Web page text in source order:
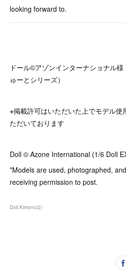
looking forward to.
ドール©️アゾンインターナショナル
ゅーとシリーズ）
※掲載許可はいただいた上でモデル
ただいております
Doll ©️ Azone International (1/6 Doll
*Models are used, photographed,
receiving permission to post.
Doll Kimono(2)